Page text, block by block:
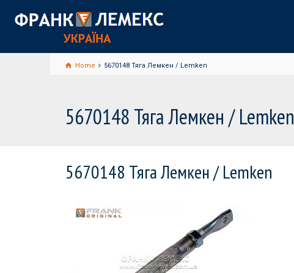
Home 5670148 Тяга Лемкен / Lemken
5670148 Тяга Лемкен / Lemken
5670148 Тяга Лемкен / Lemken